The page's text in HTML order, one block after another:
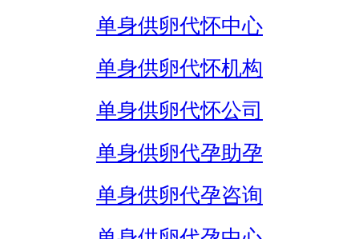
单身供卵代怀中心
单身供卵代怀机构
单身供卵代怀公司
单身供卵代孕助孕
单身供卵代孕咨询